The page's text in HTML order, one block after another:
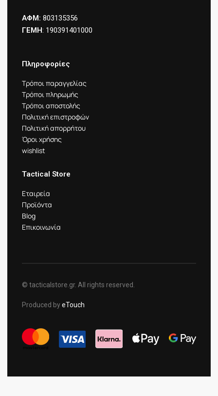
ΑΦΜ: 803135356
ΓΕΜΗ: 190391401000
Πληροφορίες
Τρόποι παραγγελίας
Τρόποι πληρωμής
Τρόποι αποστολής
Πολιτική επιστροφών
Πολιτική απορρήτου
Όροι χρήσης
wishlist
Tactical Store
Εταιρεία
Προϊόντα
Blog
Επικοινωνία
© tacticalstore.gr. All rights reserved.
Produced byeTouch